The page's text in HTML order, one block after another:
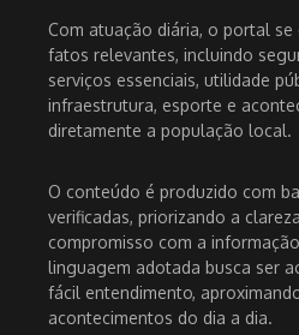
Com atuação diária, o portal se
fatos relevantes, incluindo
serviços essenciais, utilidade
infraestrutura, esporte e
diretamente a população local.
O conteúdo é produzido com
verificadas, priorizando a
compromisso com a
linguagem adotada busca ser
fácil entendimento,
acontecimentos do dia a dia.